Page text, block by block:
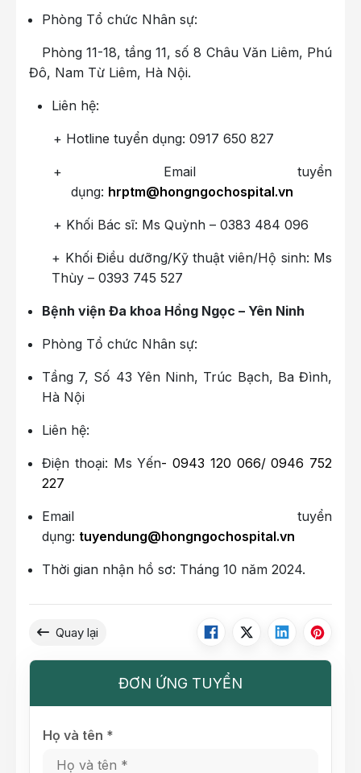
Phòng Tổ chức Nhân sự:
Phòng 11-18, tầng 11, số 8 Châu Văn Liêm, Phú
Đô, Nam Từ Liêm, Hà Nội.
Liên hệ:
+ Hotline tuyển dụng: 0917 650 827
+ Email tuyển
dụng: hrptm@hongngochospital.vn
+ Khối Bác sĩ: Ms Quỳnh – 0383 484 096
+ Khối Điều dưỡng/Kỹ thuật viên/Hộ sinh: Ms
Thùy – 0393 745 527
Bệnh viện Đa khoa Hồng Ngọc – Yên Ninh
Phòng Tổ chức Nhân sự:
Tầng 7, Số 43 Yên Ninh, Trúc Bạch, Ba Đình,
Hà Nội
Liên hệ:
Điện thoại: Ms Yến- 0943 120 066/ 0946 752
227
Email tuyển
dụng: tuyendung@hongngochospital.vn
Thời gian nhận hồ sơ: Tháng 10 năm 2024.
Quay lại
ĐƠN ỨNG TUYỂN
Họ và tên *